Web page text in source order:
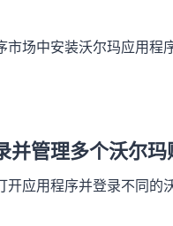
市场中安装沃尔玛应用程
并管理多个沃尔玛
开应用程序并登录不同的